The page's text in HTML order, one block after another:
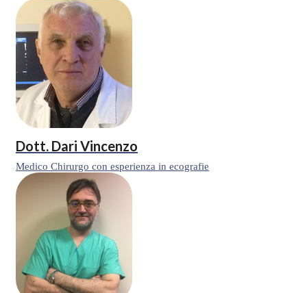
Dott. Dari Vincenzo
Medico Chirurgo con esperienza in ecografie